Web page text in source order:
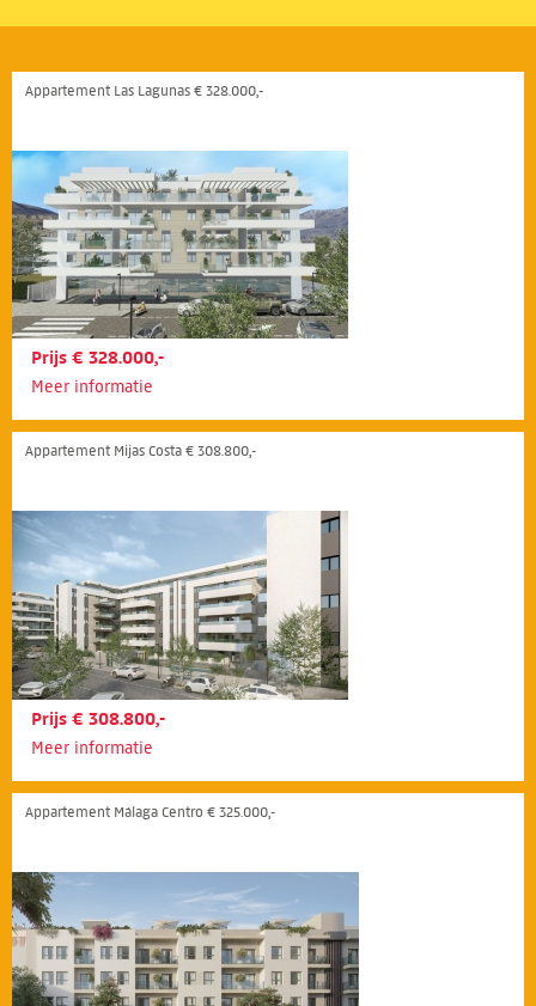
Appartement Las Lagunas € 328.000,-
Prijs € 328.000,-
Meer informatie
Appartement Mijas Costa € 308.800,-
Prijs € 308.800,-
Meer informatie
Appartement Málaga Centro € 325.000,-